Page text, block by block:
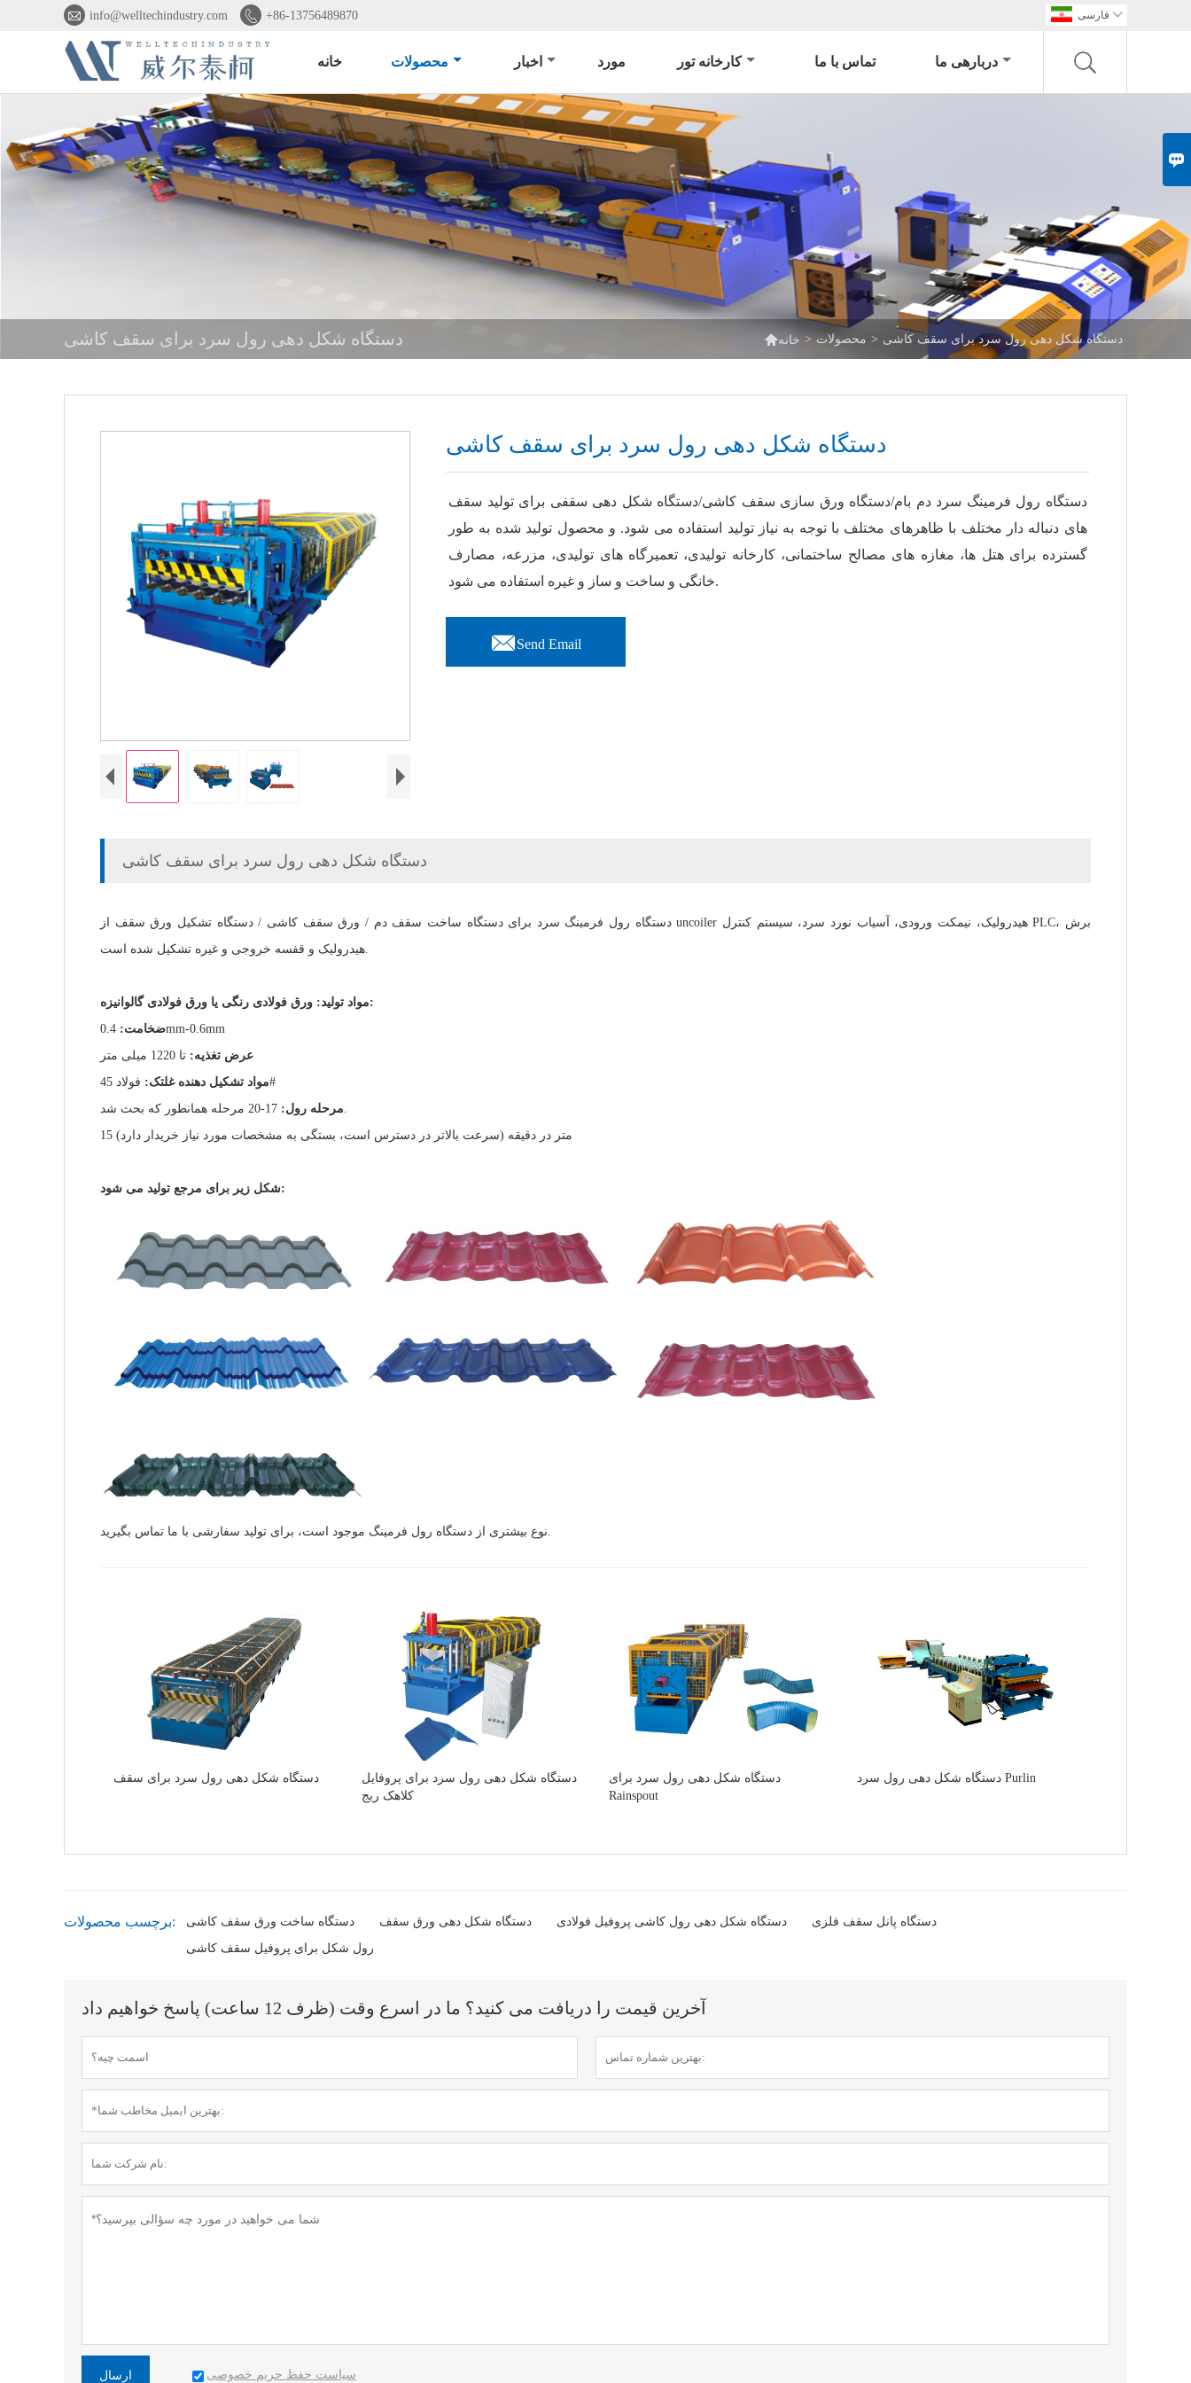

 info@welltechindustry.com  +86-13756489870 فارسی 
خانه محصولات اخبار مورد کارخانه تور تماس با ما دربارهی ما
دستگاه شکل دهی رول سرد برای سقف کاشی خانه > محصولات > دستگاه شکل دهی رول سرد برای سقف کاشی
دستگاه شکل دهی رول سرد برای سقف کاشی
دستگاه رول فرمینگ سرد دم بام/دستگاه ورق سازی سقف کاشی/دستگاه شکل دهی سقفی برای تولید سقف
های دنباله دار مختلف با ظاهرهای مختلف با توجه به نیاز تولید استفاده می شود. و محصول تولید شده به طور
گسترده برای هتل ها، مغازه های مصالح ساختمانی، کارخانه تولیدی، تعمیرگاه های تولیدی، مزرعه، مصارف
خانگی و ساخت و ساز و غیره استفاده می شود.
Send Email
دستگاه شکل دهی رول سرد برای سقف کاشی
دستگاه رول فرمینگ سرد برای دستگاه ساخت سقف دم / ورق سقف کاشی / دستگاه تشکیل ورق سقف از uncoiler هیدرولیک، نیمکت ورودی، آسیاب نورد سرد، سیستم کنترل PLC، برش
هیدرولیک و قفسه خروجی و غیره تشکیل شده است.
مواد تولید: ورق فولادی رنگی یا ورق فولادی گالوانیزه:
ضخامت:0.4mm-0.6mm
عرض تغذیه: تا 1220 میلی متر
مواد تشکیل دهنده غلتک:فولاد 45#
مرحله رول:17-20 مرحله همانطور که بحث شد.
15 متر در دقیقه (سرعت بالاتر در دسترس است، بستگی به مشخصات مورد نیاز خریدار دارد)
شکل زیر برای مرجع تولید می شود:
نوع بیشتری از دستگاه رول فرمینگ موجود است، برای تولید سفارشی با ما تماس بگیرید.
دستگاه شکل دهی رول سرد برای سقف
دستگاه شکل دهی رول سرد برای پروفایل
کلاهک ریج
دستگاه شکل دهی رول سرد برای
Rainspout
دستگاه شکل دهی رول سرد Purlin
برچسب محصولات: دستگاه ساخت ورق سقف کاشی دستگاه شکل دهی ورق سقف دستگاه شکل دهی رول کاشی پروفیل فولادی
دستگاه پانل سقف فلزی
رول شکل برای پروفیل سقف کاشی
آخرین قیمت را دریافت می کنید؟ ما در اسرع وقت (ظرف 12 ساعت) پاسخ خواهیم داد
ارسال سیاست حفظ حریم خصوصی